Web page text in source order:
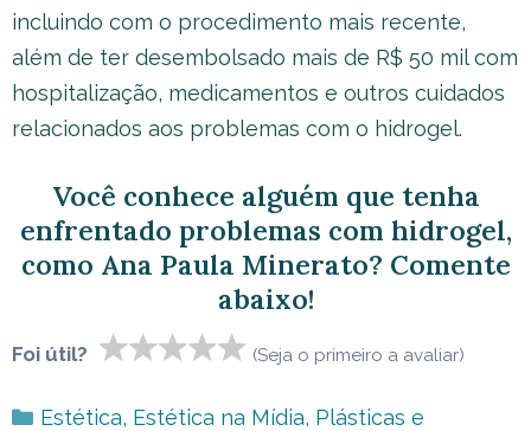
incluindo com o procedimento mais recente,
além de ter desembolsado mais de R$ 50 mil com
hospitalização, medicamentos e outros cuidados
relacionados aos problemas com o hidrogel.
Você conhece alguém que tenha
enfrentado problemas com hidrogel,
como Ana Paula Minerato? Comente
abaixo!
Foi útil? (Seja o primeiro a avaliar)
Categorias
Estética, Estética na Mídia, Plásticas e